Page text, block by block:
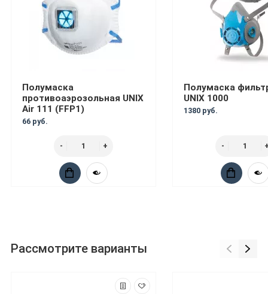
Полумаска
противоаэрозольная UNIX
Air 111 (FFP1)
66 руб.
Полумаска
UNIX 1000
1380 руб.
Рассмотрите варианты